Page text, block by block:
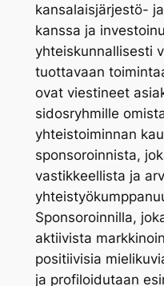
kansalaisjärjestö-
kanssa ja
yhteiskunnallisesti
tuottavaan
ovat viestineet
sidosryhmille
yhteistoiminnan
sponsoroinnista,
vastikkeellista ja
Sponsoroinnilla,
aktiivista
positiivisia
ja profiloidutaan